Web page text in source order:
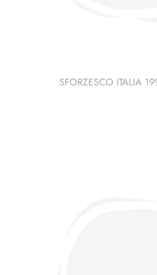
SFORZESCO ITALIA